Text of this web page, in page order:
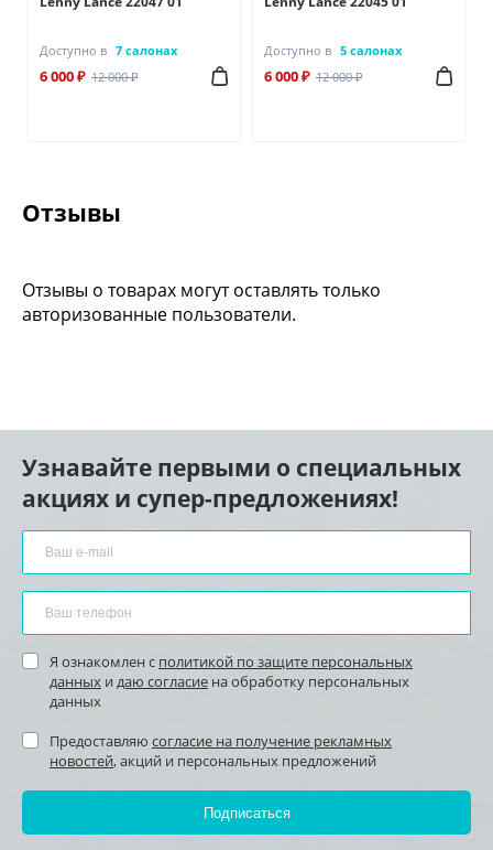
Доступно в 7 салонах
6 000 ₽ 12 000 ₽
Доступно в 5 салонах
6 000 ₽ 12 000 ₽
Отзывы
Отзывы о товарах могут оставлять только
авторизованные пользователи.
Узнавайте первыми о специальных
акциях и супер-предложениях!
Я ознакомлен с политикой по защите персональных
данных и даю согласие на обработку персональных
данных
Предоставляю согласие на получение рекламных
новостей, акций и персональных предложений